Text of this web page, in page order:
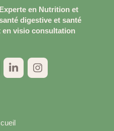
en Nutrition et
digestive et santé
en visio consultation